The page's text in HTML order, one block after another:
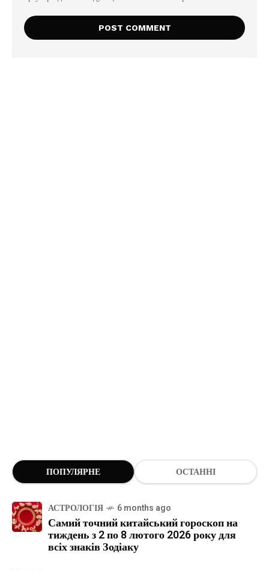
ПОПУЛЯРНЕ ОСТАННІ
АСТРОЛОГІЯ 6 months ago
Самий точний китайський гороскоп на
тиждень з 2 по 8 лютого 2026 року для
всіх знаків Зодіаку